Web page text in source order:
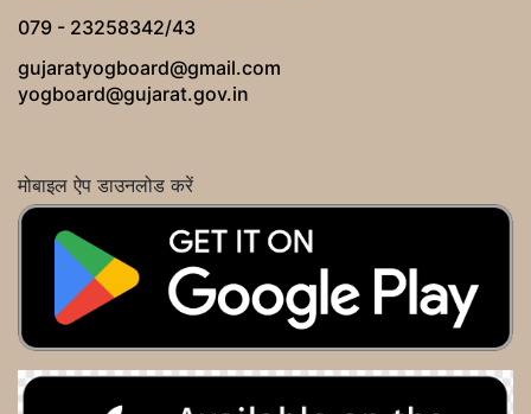
079 - 23258342/43
gujaratyogboard@gmail.com
yogboard@gujarat.gov.in
मोबाइल ऐप डाउनलोड करें